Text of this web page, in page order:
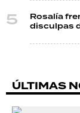
Rosalía
disculpas
ÚLTIMAS